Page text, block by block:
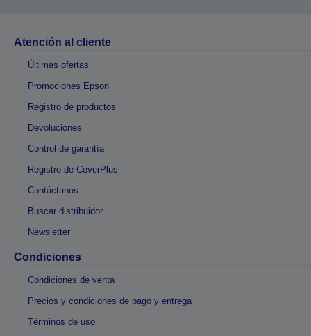
Atención al cliente
Últimas ofertas
Promociones Epson
Registro de productos
Devoluciones
Control de garantía
Registro de CoverPlus
Contáctanos
Buscar distribuidor
Newsletter
Condiciones
Condiciones de venta
Precios y condiciones de pago y entrega
Términos de uso